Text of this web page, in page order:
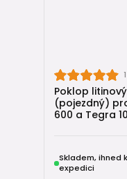
Poklop
(pojezdný)
600 a Tegra
Skladem, ihned k
expedici